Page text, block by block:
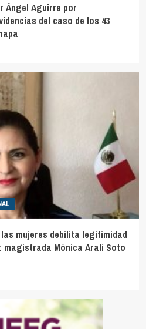
Ángel Aguirre por
del caso de los 43
mujeres debilita legitimidad
magistrada Mónica Aralí Soto